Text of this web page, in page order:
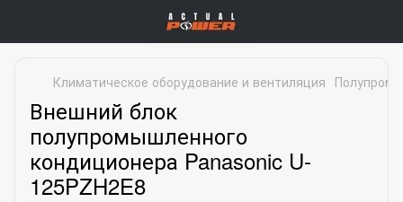
Климатическое оборудование и вентиляция
Внешний блок
полупромышленного
кондиционера Panasonic U-
125PZH2E8